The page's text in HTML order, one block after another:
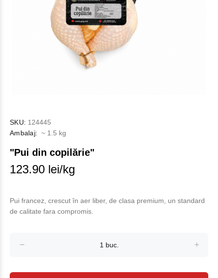
SKU: 124445
Ambalaj: ~ 1.5 kg
"Pui din copilărie"
123.90 lei/kg
Pui francez, crescut în aer liber, de clasa premium, un standard
de calitate fara compromis.